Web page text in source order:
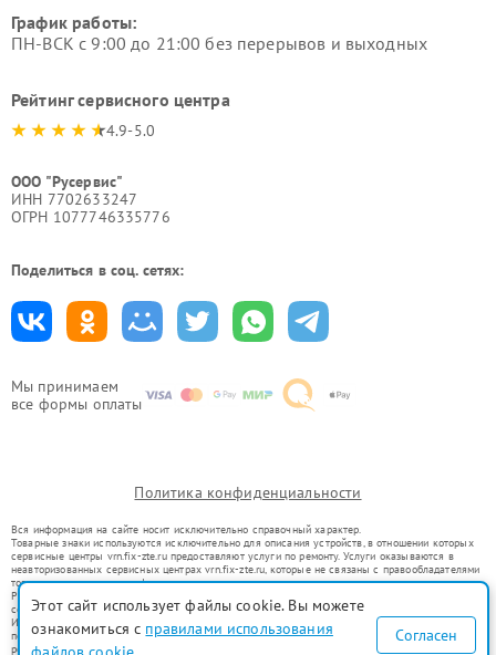
Мы принимаем
все формы оплаты
График работы:
ПН-ВСК с 9:00 до 21:00 без перерывов и выходных
Рейтинг сервисного центра
4.9-5.0
ООО "Русервис"
ИНН 7702633247
ОГРН 1077746335776
Поделиться в соц. сетях:
Политика конфиденциальности
Вся информация на сайте носит исключительно справочный характер.
Товарные знаки используются исключительно для описания устройств, в отношении которых
сервисные центры vrn.fix-zte.ru предоставляют услуги по ремонту. Услуги оказываются в
неавторизованных сервисных центрах vrn.fix-zte.ru, которые не связаны с правообладателями
товарных знаков или их официальными представителями.
Ремонт осуществляется для устройств, уже введенных в гражданский оборот в соответствии
со статьей 1487 ГК РФ.
Использование товарных знаков не преследует цели индивидуализации услуг или введения
потребителей в заблуждение, а служит для информирования о предоставляемых услугах по
ремонту техники указанных брендов.
Этот сайт использует файлы cookie. Вы можете
ознакомиться с правилами использования
Согласен